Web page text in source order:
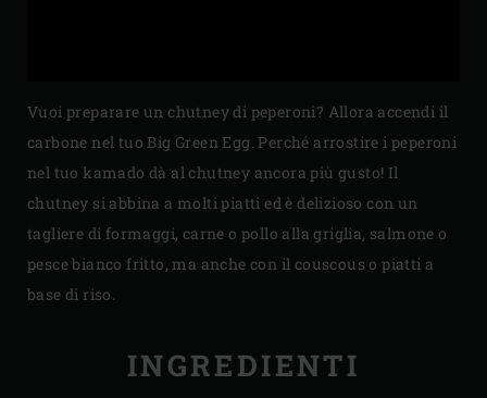
Vuoi preparare un chutney di peperoni? Allora accendi il
carbone nel tuo Big Green Egg. Perché arrostire i peperoni
nel tuo kamado dà al chutney ancora più gusto! Il
chutney si abbina a molti piatti ed è delizioso con un
tagliere di formaggi, carne o pollo alla griglia, salmone o
pesce bianco fritto, ma anche con il couscous o piatti a
base di riso.
INGREDIENTI